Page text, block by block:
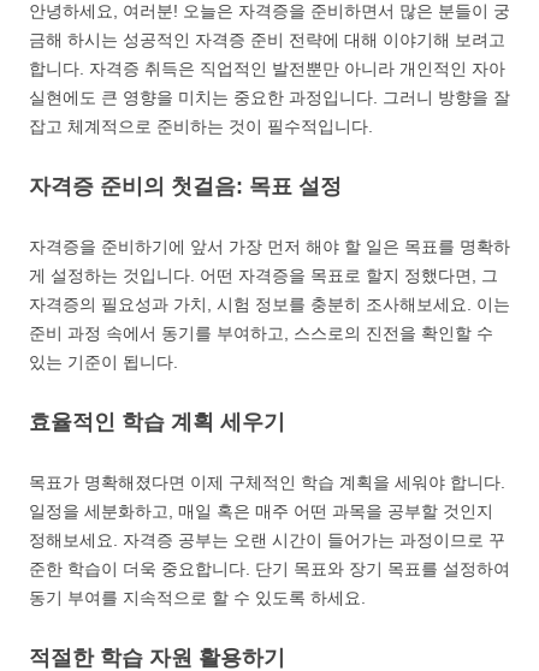
안녕하세요, 여러분! 오늘은 자격증을 준비하면서 많은 분들이 궁
금해 하시는 성공적인 자격증 준비 전략에 대해 이야기해 보려고
합니다. 자격증 취득은 직업적인 발전뿐만 아니라 개인적인 자아
실현에도 큰 영향을 미치는 중요한 과정입니다. 그러니 방향을 잘
잡고 체계적으로 준비하는 것이 필수적입니다.
자격증 준비의 첫걸음: 목표 설정
자격증을 준비하기에 앞서 가장 먼저 해야 할 일은 목표를 명확하
게 설정하는 것입니다. 어떤 자격증을 목표로 할지 정했다면, 그
자격증의 필요성과 가치, 시험 정보를 충분히 조사해보세요. 이는
준비 과정 속에서 동기를 부여하고, 스스로의 진전을 확인할 수
있는 기준이 됩니다.
효율적인 학습 계획 세우기
목표가 명확해졌다면 이제 구체적인 학습 계획을 세워야 합니다.
일정을 세분화하고, 매일 혹은 매주 어떤 과목을 공부할 것인지
정해보세요. 자격증 공부는 오랜 시간이 들어가는 과정이므로 꾸
준한 학습이 더욱 중요합니다. 단기 목표와 장기 목표를 설정하여
동기 부여를 지속적으로 할 수 있도록 하세요.
적절한 학습 자원 활용하기